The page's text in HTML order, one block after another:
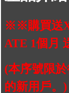
※※購買送
ATE 1個月
(本序號限於
的新用戶。)